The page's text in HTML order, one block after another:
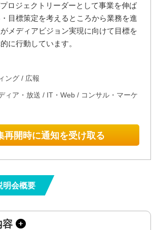
ロジェクトリーダーとして事業を伸ば
目標策定を考えるところから業務を進
メディアビジョン実現に向けて目標を
に行動しています。
ング / 広報
ィア・放送 / IT・Web / コンサル・マーケ
再開時に通知を受け取る
明会概要
容